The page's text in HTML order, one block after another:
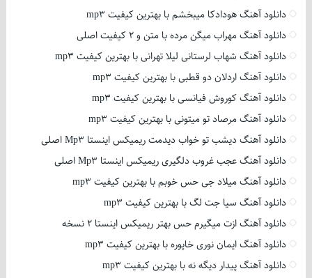
دانلود آهنگ هودادکا میبخشم با بهترین کیفیت mp3
دانلود آهنگ مهراب میگن مرده با متن و 2 کیفیت اصلی
دانلود آهنگ شهاب لرستانی لیلا تهرانی با بهترین کیفیت mp3
دانلود آهنگ اردلان دو قطبی با بهترین کیفیت mp3
دانلود آهنگ کوروش فیانسی با بهترین کیفیت mp3
دانلود آهنگ مرصاد تو میتونی با بهترین کیفیت mp3
دانلود آهنگ دیشب تو خواب دیدمت ریمیکس اینستا Mp3 اصلی
دانلود آهنگ عجب غروب دلگیری ریمیکس اینستا Mp3 اصلی
دانلود آهنگ میلاد جی حس خوبم با بهترین کیفیت mp3
دانلود آهنگ سیا جت لگ با بهترین کیفیت mp3
دانلود آهنگ ازت میگیرم حس بهتر ریمیکس اینستا 2 نسخه
دانلود آهنگ ایمان نوری خاپوره با بهترین کیفیت mp3
دانلود آهنگ پیدار دیگه نه با بهترین کیفیت mp3